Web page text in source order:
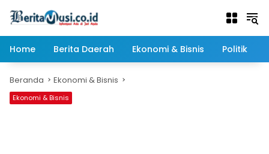
Home
Berita Daerah Ekonomi & Bisnis Politik
Beranda Ekonomi & Bisnis
Ekonomi & Bisnis